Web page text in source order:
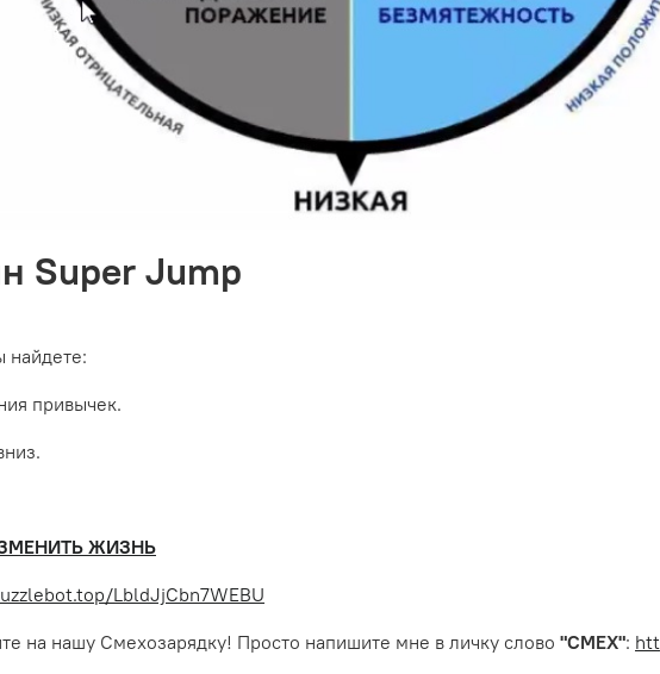
Super Jump
найдете:
привычек.
ЖИЗНЬ
LbldJjCbn7WEBU
на нашу Смехозарядку! Просто напишите мне в личку слово "СМЕХ":